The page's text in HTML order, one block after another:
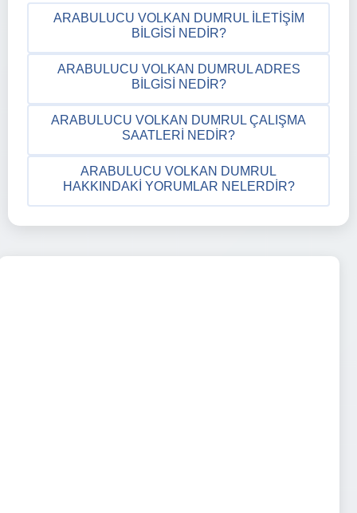
ARABULUCU VOLKAN DUMRUL İLETIŞIM
BILGISI NEDIR?
ARABULUCU VOLKAN DUMRUL ADRES
BILGISI NEDIR?
ARABULUCU VOLKAN DUMRUL ÇALIŞMA
SAATLERI NEDIR?
ARABULUCU VOLKAN DUMRUL
HAKKINDAKI YORUMLAR NELERDIR?